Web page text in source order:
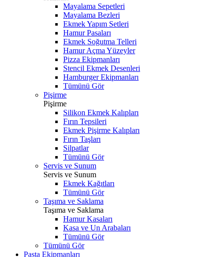
Mayalama Sepetleri
Mayalama Bezleri
Ekmek Yapım Setleri
Hamur Pasaları
Ekmek Soğutma Telleri
Hamur Açma Yüzeyler
Pizza Ekipmanları
Stencil Ekmek Desenleri
Hamburger Ekipmanları
Tümünü Gör
Pişirme
Pişirme
Silikon Ekmek Kalıpları
Fırın Tepsileri
Ekmek Pişirme Kalıpları
Fırın Taşları
Silpatlar
Tümünü Gör
Servis ve Sunum
Servis ve Sunum
Ekmek Kağıtları
Tümünü Gör
Taşıma ve Saklama
Taşıma ve Saklama
Hamur Kasaları
Kasa ve Un Arabaları
Tümünü Gör
Tümünü Gör
Pasta Ekipmanları